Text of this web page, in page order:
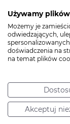
Używamy
Możemy je
odwiedzających,
doświadczenia na
na temat plików
Akceptuj
Pojemnik na leki
które mają
przyjmować leki
Wygodne
tworzywo
wyjazdach.
Organizer na
Rozmiar kasetki